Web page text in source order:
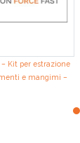
– Kit per estrazione
e mangimi –